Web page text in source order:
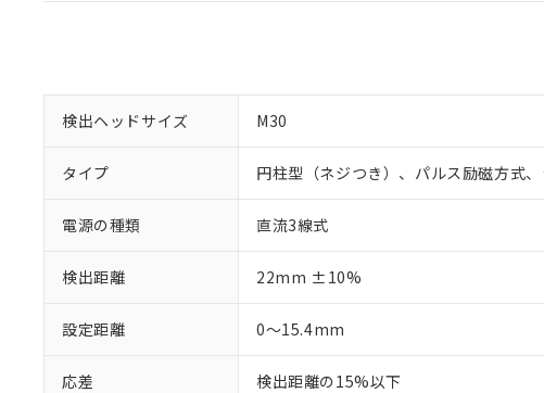
検出ヘッドサイズ M30
タイプ 円柱型（ネジつき）、パルス励磁方式
電源の種類 直流3線式
検出距離 22mm ±10%
設定距離 0～15.4mm
応差 検出距離の15%以下